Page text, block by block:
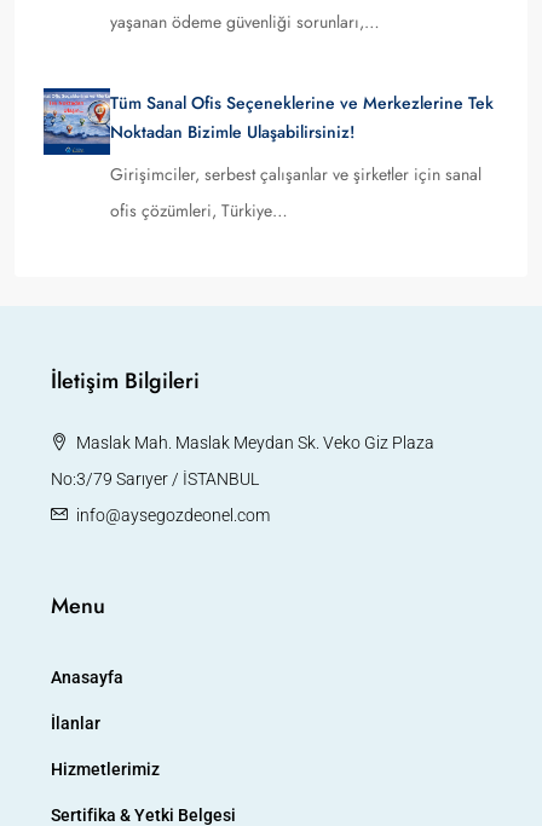
yaşanan ödeme güvenliği sorunları,…
Tüm Sanal Ofis Seçeneklerine ve Merkezlerine Tek
Noktadan Bizimle Ulaşabilirsiniz!
Girişimciler, serbest çalışanlar ve şirketler için sanal
ofis çözümleri, Türkiye…
İletişim Bilgileri
Maslak Mah. Maslak Meydan Sk. Veko Giz Plaza
No:3/79 Sarıyer / İSTANBUL
info@aysegozdeonel.com
Menu
Anasayfa
İlanlar
Hizmetlerimiz
Sertifika & Yetki Belgesi